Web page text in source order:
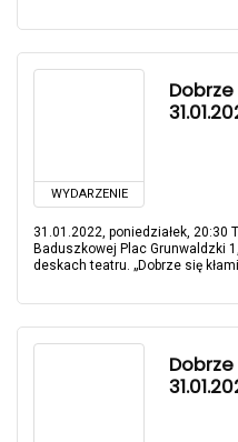
WYDARZENIE
Dobrze
31.01.2022, poniedziałek, 20:30
Baduszkowej Plac Grunwaldzki
deskach teatru. „Dobrze się
Dobrze